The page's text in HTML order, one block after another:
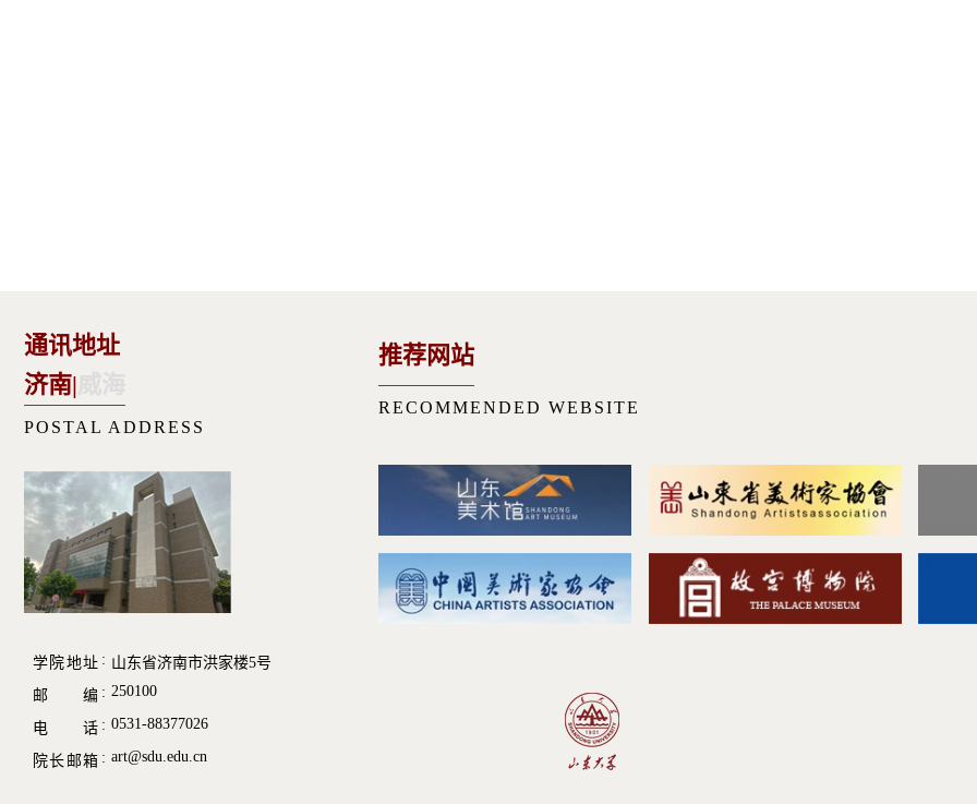
通讯地址
济南|
POSTAL ADDRESS
学院地址
山东省济南市洪家楼5号
邮 编
250100
电 话 0531-88377026
院长邮箱 art@sdu.edu.cn
推荐网站
RECOMMENDED WEBSITE